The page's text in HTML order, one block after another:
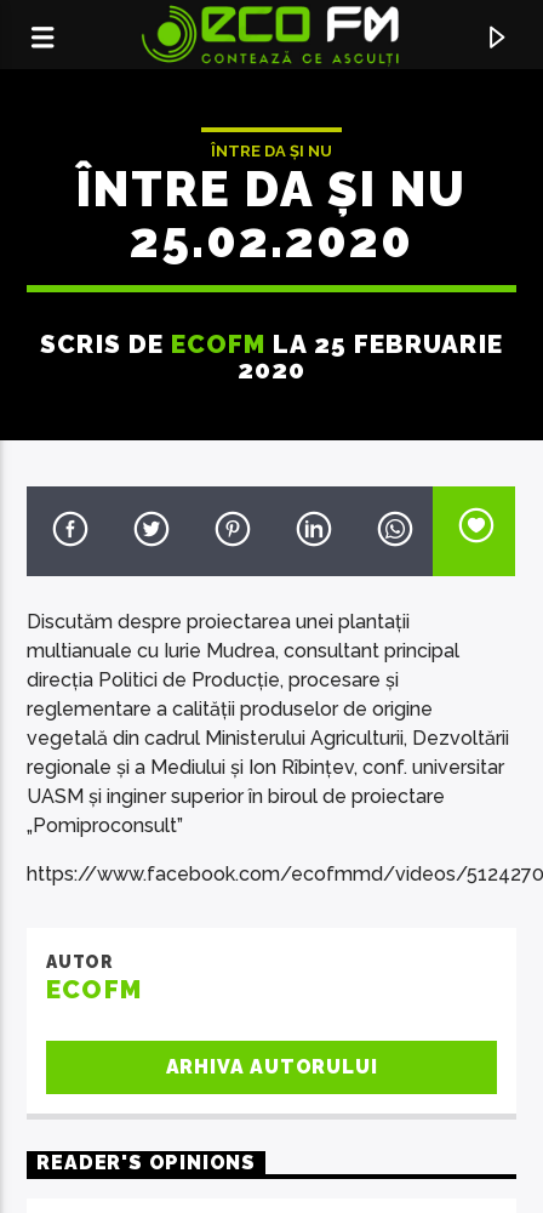
ALINA EREMIA X MIHAIL
EcoFM Chisinau
ÎNTRE DA ȘI NU
ÎNTRE DA ȘI NU
25.02.2020
SCRIS DE ECOFM LA 25 FEBRUARIE
2020
Discutăm despre proiectarea unei plantații
multianuale cu Iurie Mudrea, consultant principal
direcția Politici de Producție, procesare și
reglementare a calității produselor de origine
vegetală din cadrul Ministerului Agriculturii, Dezvoltării
regionale și a Mediului și Ion Rîbințev, conf. universitar
UASM și inginer superior în biroul de proiectare
„Pomiproconsult”
https://www.facebook.com/ecofmmd/videos/
AUTOR
ECOFM
ARHIVA AUTORULUI
READER'S OPINIONS